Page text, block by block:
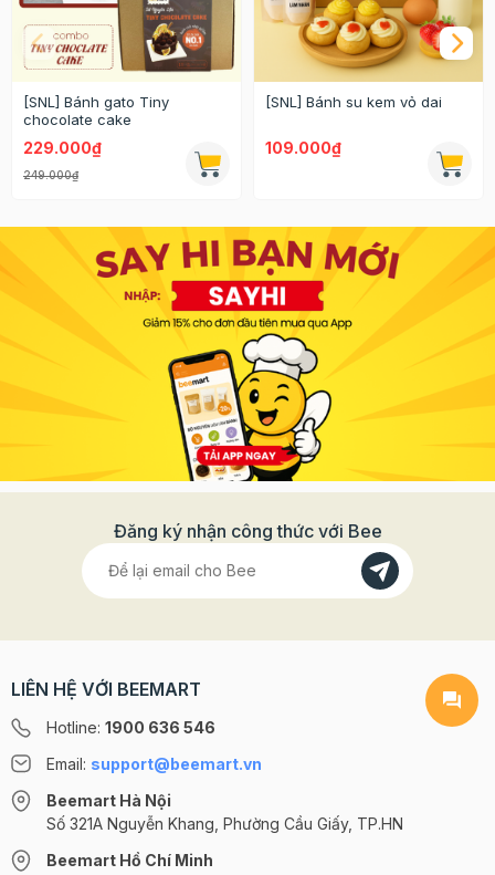
[SNL] Bánh gato Tiny
chocolate cake
229.000₫
249.000₫
[SNL] Bánh su kem vỏ dai
109.000₫
Đăng ký nhận công thức với Bee
LIÊN HỆ VỚI BEEMART
Hotline: 1900 636 546
Email: support@beemart.vn
Beemart Hà Nội
Số 321A Nguyễn Khang, Phường Cầu Giấy, TP.HN
Beemart Hồ Chí Minh